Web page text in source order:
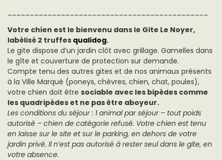
Votre chien est le bienvenu dans le Gite Le Noyer,
labélisé 2 truffes qualidog.
Le gite dispose d’un jardin clôt avec grillage. Gamelles dans
le gîte et couverture de protection sur demande.
Compte tenu des autres gites et de nos animaux présents
à la Ville Marqué (poneys, chèvres, chien, chat, poules),
votre chien doit être sociable avec les bipèdes comme
les quadripèdes et ne pas être aboyeur.
Les conditions du séjour : 1 animal par séjour – tout poids
autorisé – chien de catégorie refusé. Votre chien est tenu
en laisse sur le site et sur le parking, en dehors de votre
jardin privé. Il n’est pas autorisé à rester seul dans le gite, en
votre absence.